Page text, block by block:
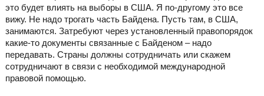
это будет влиять на выборы в США. Я по-другому это все
вижу. Не надо трогать часть Байдена. Пусть там, в США,
занимаются. Затребуют через установленный правопорядок
какие-то документы связанные с Байденом – надо
передавать. Страны должны сотрудничать или скажем
сотрудничают в связи с необходимой международной
правовой помощью.